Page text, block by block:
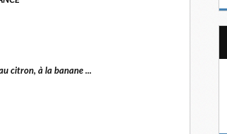
citron, à la banane ...